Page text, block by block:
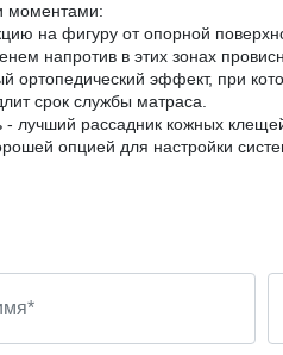
моментами:
на фигуру от опорной
напротив в этих зонах
эффект, при
срок службы матраса.
- лучший рассадник кожных
опцией для настройки